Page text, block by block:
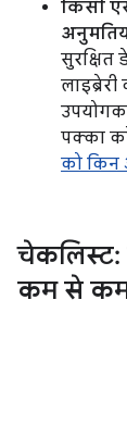
किसी
पक्का
को किन
चेकलिस्ट:
कम से